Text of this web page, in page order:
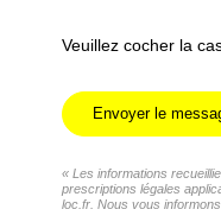
Veuillez cocher la
Envoyer le
« Les informations
prescriptions légales
loc.fr. Nous vous